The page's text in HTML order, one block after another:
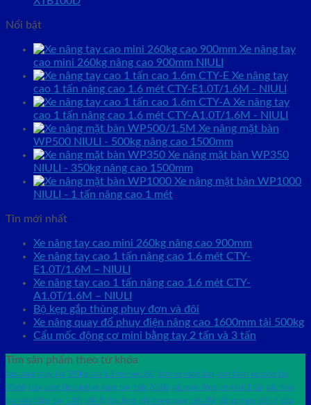
Nổi bật
Xe nâng tay
cao mini 260kg nâng cao 900mm NIULI
Xe nâng tay
cao 1 tấn nâng cao 1.6 mét CTY-E1.0T/1.6M - NIULI
Xe nâng tay
cao 1 tấn nâng cao 1.6 mét CTY-A1.0T/1.6M - NIULI
Xe nâng mặt bàn
WP500 NIULI - 500kg nâng cao 1500mm
Xe nâng mặt bàn WP350
NIULI - 350kg nâng cao 1500mm
Xe nâng mặt bàn WP1000
NIULI - 1 tấn nâng cao 1 mét
Tin mới nhất
Xe nâng tay cao mini 260kg nâng cao 900mm
Xe nâng tay cao 1 tấn nâng cao 1.6 mét CTY-
E1.0T/1.6M – NIULI
Xe nâng tay cao 1 tấn nâng cao 1.6 mét CTY-
A1.0T/1.6M – NIULI
Bộ kẹp gắp thùng phuy đơn và đôi
Xe nâng quay đổ phuy điện nâng cao 1600mm tải 500kg
Cẩu mốc động cơ mini bằng tay 2 tấn và 3 tấn
Tìm sản phẩm theo từ khóa
bàn nâng thủy lực 350kg cao 1.5 mét wp350 bơm xe nâng bàn cùm bánh xe nâng tay
70x80 cùm càng lắp bánh xe nâng tay thấp 70x80 cẩu móc động cơ mini 1 tấn cẩu thủy
lực mini bằng tay 1 tấn cốt lắp tay bơm giá thang nâng siêu thị lốp xe nâng 600-9 sửa